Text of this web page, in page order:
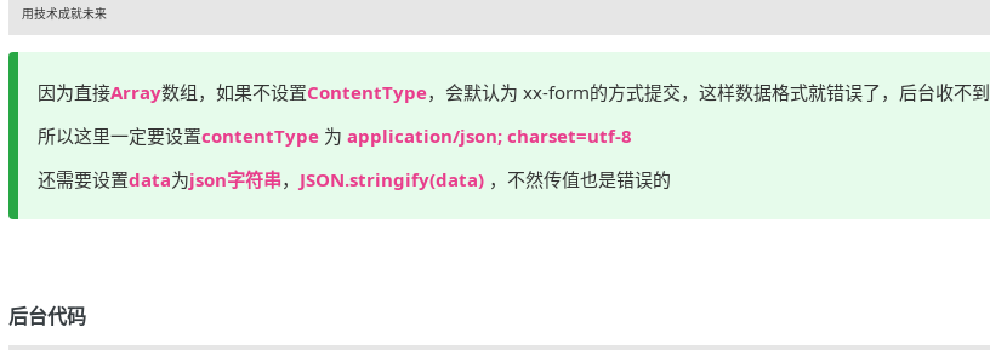
用技术成就未来
因为直接Array数组，如果不设置ContentType，会默认为 xx-form的方式提交，这样数据格式就错误了，后台收不到
所以这里一定要设置contentType 为 application/json; charset=utf-8
还需要设置data为json字符串， JSON.stringify(data) ，不然传值也是错误的
后台代码